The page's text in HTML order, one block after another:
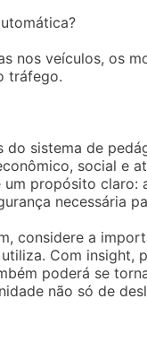
nos veículos, os
tráfego.
sistema de
social e
um propósito
necessária
considere a
Com insight,
poderá se
não só de